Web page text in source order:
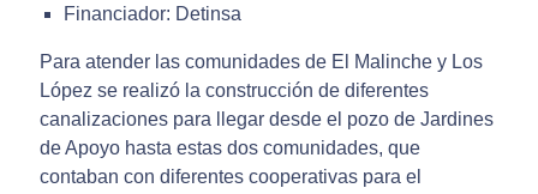
Financiador: Detinsa
Para atender las comunidades de El Malinche y Los
López se realizó la construcción de diferentes
canalizaciones para llegar desde el pozo de Jardines
de Apoyo hasta estas dos comunidades, que
contaban con diferentes cooperativas para el